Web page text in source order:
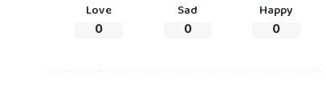
Love
0
Sad
0
Happy
0